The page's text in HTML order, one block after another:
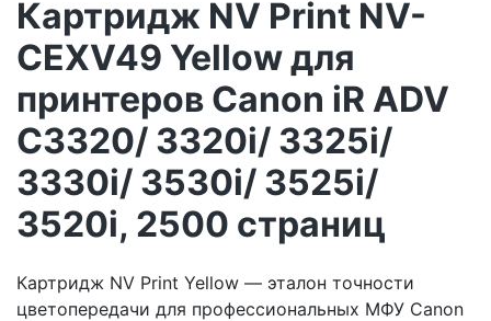
Картридж NV Print NV-
CEXV49 Yellow для
принтеров Canon iR ADV
C3320/ 3320i/ 3325i/
3330i/ 3530i/ 3525i/
3520i, 2500 страниц
Картридж NV Print Yellow — эталон точности
цветопередачи для профессиональных МФУ Canon